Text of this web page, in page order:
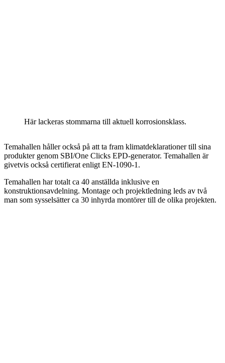
Här lackeras stommarna till aktuell korrosionsklass.
Temahallen håller också på att ta fram klimatdeklarationer till sina
produkter genom SBI/One Clicks EPD-generator. Temahallen är
givetvis också certifierat enligt EN-1090-1.
Temahallen har totalt ca 40 anställda inklusive en
konstruktionsavdelning. Montage och projektledning leds av två
man som sysselsätter ca 30 inhyrda montörer till de olika projekten.